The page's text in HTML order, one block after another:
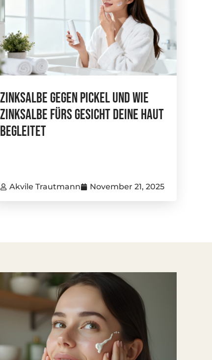
Zinksalbe Gegen Pickel Und Wie
Zinksalbe Fürs Gesicht Deine Haut
Begleitet
Akvile Trautmann November 21, 2025